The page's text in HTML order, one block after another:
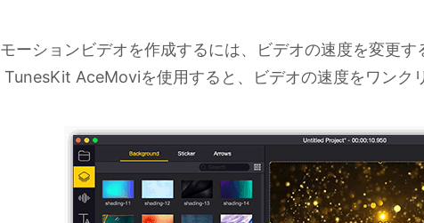
ーションビデオを作成するには、ビデオの速度を変更
TunesKit AceMoviを使用すると、ビデオの速度をワンク